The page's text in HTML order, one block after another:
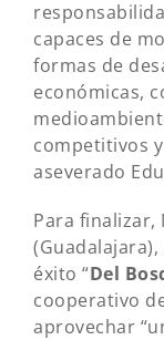
capaces de
formas de
económicas,
competitivos
aseverado
Para finalizar,
éxito “Del
cooperativo
aprovechar